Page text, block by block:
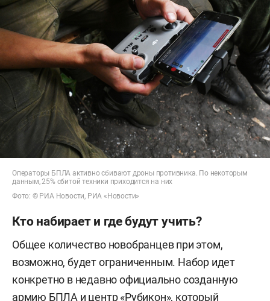
Операторы БПЛА активно сбивают дроны противника. По некоторым
данным, 25% сбитой техники приходится на них
Фото: © РИА Новости, РИА «Новости»
Кто набирает и где будут учить?
Общее количество новобранцев при этом,
возможно, будет ограниченным. Набор идет
конкретно в недавно официально созданную
армию БПЛА и центр «Рубикон», который